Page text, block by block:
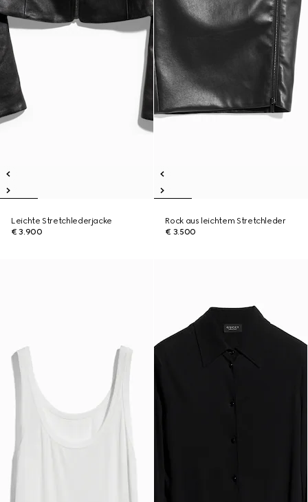
Leichte Stretchlederjacke
€ 3.900
Rock aus leichtem Stretchleder
€ 3.500